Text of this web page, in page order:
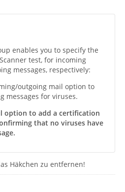
enables you to specify the
test, for incoming
messages, respectively:
outgoing mail option to
messages for viruses.
option to add a certification
that no viruses have
Häkchen zu entfernen!